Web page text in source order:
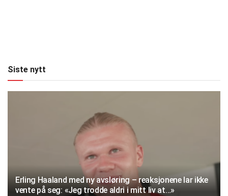
Siste nytt
Erling Haaland med ny avsløring – reaksjonene lar ikke
vente på seg: «Jeg trodde aldri i mitt liv at…»